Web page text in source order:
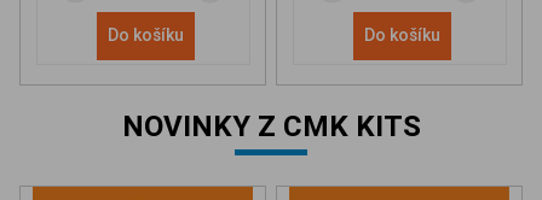
Do košíku Do košíku
NOVINKY Z CMK KITS